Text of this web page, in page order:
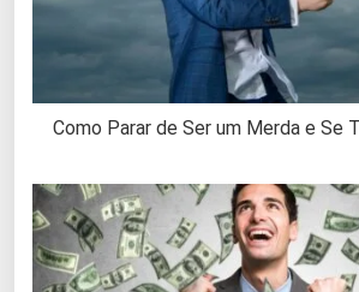
Como Parar de Ser um Merda e Se